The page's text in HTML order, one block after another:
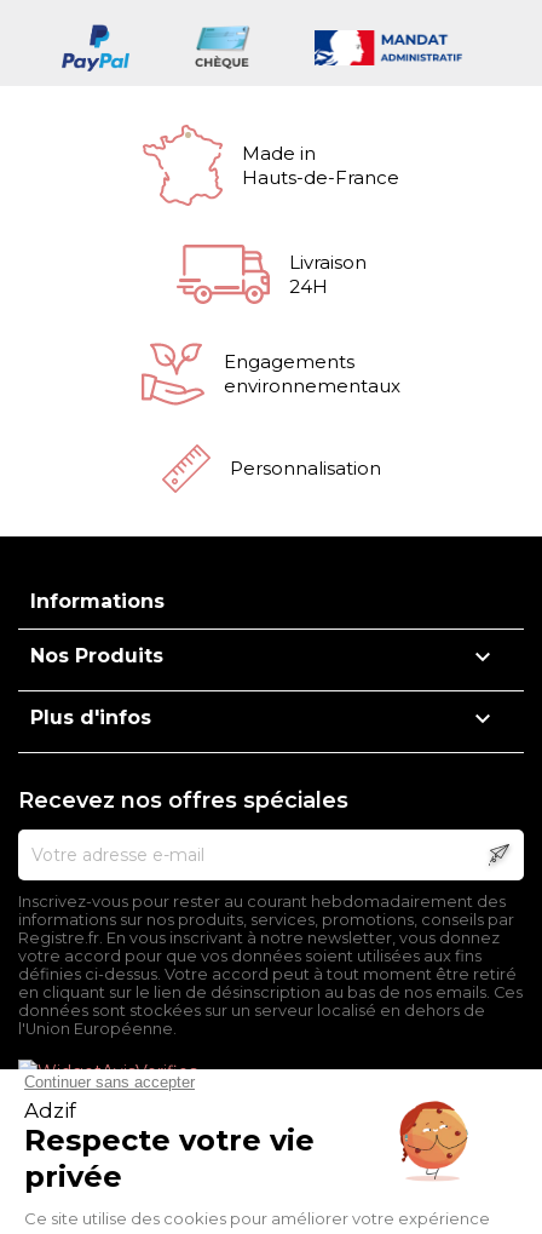
Made in
Hauts-de-France
Livraison
24H
Engagements
environnementaux
Personnalisation
Informations
Nos Produits 
Plus d'infos 
Recevez nos offres spéciales
Inscrivez-vous pour rester au courant hebdomadairement des
informations sur nos produits, services, promotions, conseils par
Registre.fr. En vous inscrivant à notre newsletter, vous donnez
votre accord pour que vos données soient utilisées aux fins
définies ci-dessus. Votre accord peut à tout moment être retiré
en cliquant sur le lien de désinscription au bas de nos emails. Ces
données sont stockées sur un serveur localisé en dehors de
l'Union Européenne.